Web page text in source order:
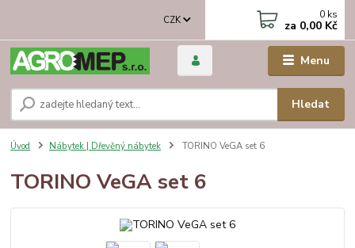
Menu
CZK
Hledat
0 ks
za 0,00 Kč
Úvod Nábytek | Dřevěný nábytek TORINO VeGA set 6
TORINO VeGA set 6